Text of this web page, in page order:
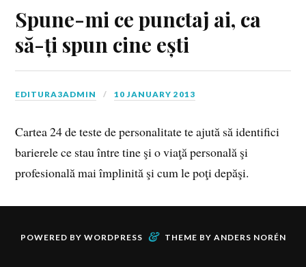
Spune-mi ce punctaj ai, ca
să-ți spun cine ești
EDITURA3ADMIN 10 JANUARY 2013
Cartea 24 de teste de personalitate te ajută să identifici
barierele ce stau între tine şi o viaţă personală şi
profesională mai împlinită şi cum le poţi depăşi.
POWERED BY WORDPRESS & THEME BY ANDERS NORÉN